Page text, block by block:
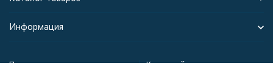
Информация
Политика персональных данных Карта сайта